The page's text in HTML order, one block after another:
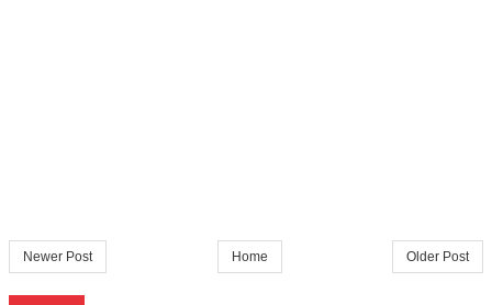
Newer Post Older Post
Home